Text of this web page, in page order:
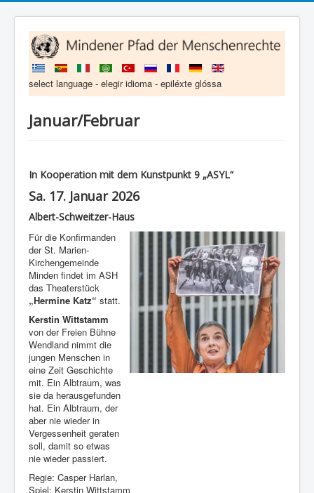
select language - elegir idioma - epiléxte glóssa
Januar/Februar
In Kooperation mit dem Kunstpunkt 9 „ASYL“
Sa. 17. Januar 2026
Albert-Schweitzer-Haus
Für die Konfirmanden
der St. Marien-
Kirchengemeinde
Minden findet im ASH
das Theaterstück
„Hermine Katz“ statt.
Kerstin Wittstamm
von der Freien Bühne
Wendland nimmt die
jungen Menschen in
eine Zeit Geschichte
mit. Ein Albtraum, was
sie da herausgefunden
hat. Ein Albtraum, der
aber nie wieder in
Vergessenheit geraten
soll, damit so etwas
nie wieder passiert.
Regie: Casper Harlan,
Spiel: Kerstin Wittstamm